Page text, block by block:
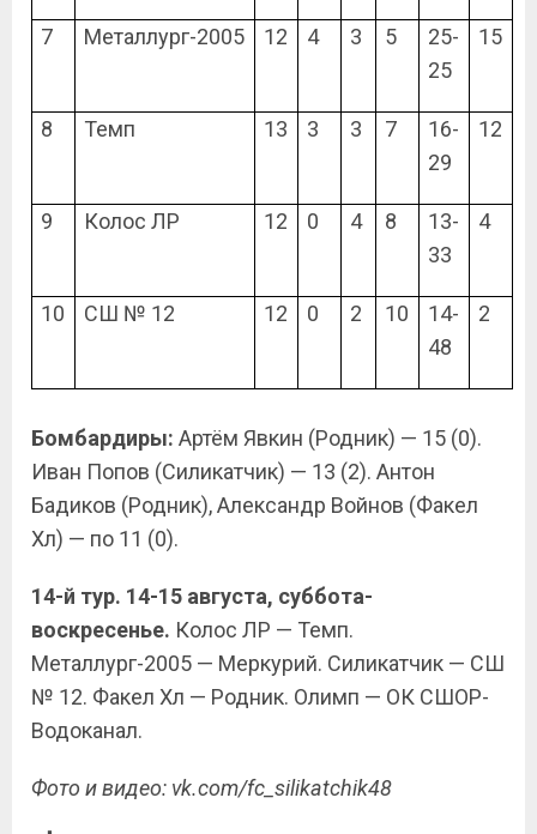
7 Металлург-2005 12 4 3 5
25-
25
15
8 Темп 13 3 3 7
16-
29
12
9 Колос ЛР 12 0 4 8
13-
33
4
10 СШ № 12 12 0 2 10
14-
48
2
Бомбардиры: Артём Явкин (Родник) — 15 (0).
Иван Попов (Силикатчик) — 13 (2). Антон
Бадиков (Родник), Александр Войнов (Факел
Хл) — по 11 (0).
14-й тур. 14-15 августа, суббота-
воскресенье. Колос ЛР — Темп.
Металлург-2005 — Меркурий. Силикатчик — СШ
№ 12. Факел Хл — Родник. Олимп — ОК СШОР-
Водоканал.
Фото и видео: vk.com/fc_silikatchik48